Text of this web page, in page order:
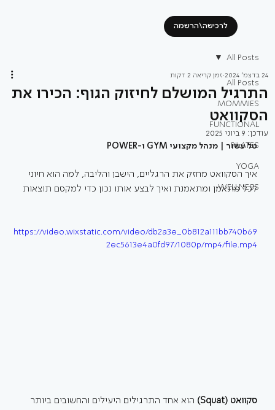
לרכישה\הרשמה
All Posts
MOMMIES
FUNCTIONAL
PILATES
YOGA
WELLNESS
All Posts
התרגיל המושלם לחיזוק הגוף: הכירו את
הסקוואט
24 בדצמ׳ 2024 זמן קריאה 2 דקות
עודכן: 9 ביוני 2025
טל עשור | מנהל מקצועי GYM ו-POWER
איך הסקוואט מחזק את הרגליים, הישבן והליבה, למה הוא חיוני
לכל מתאמן ומתאמנת ואיך לבצע אותו נכון כדי למקסם תוצאות
https://video.wixstatic.com/video/db2a3e_0b812a111bb740b69
2ec5613e4a0fd97/1080p/mp4/file.mp4
סקוואט (Squat)
הוא אחד התרגילים היעילים והחשובים ביותר